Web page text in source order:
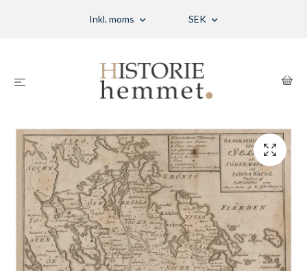
Inkl. moms SEK